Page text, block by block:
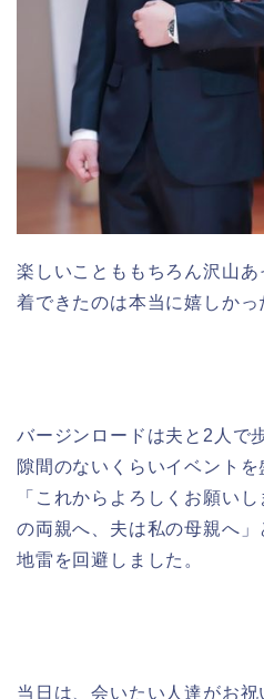
楽しいことももちろん沢山
着できたのは本当に嬉しかっ
バージンロードは夫と2人で
隙間のないくらいイベントを
「これからよろしくお願い
の両親へ、夫は私の母親へ
地雷を回避しました。
当日は、会いたい人達がお